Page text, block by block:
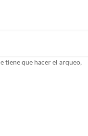
tiene que hacer el arqueo,